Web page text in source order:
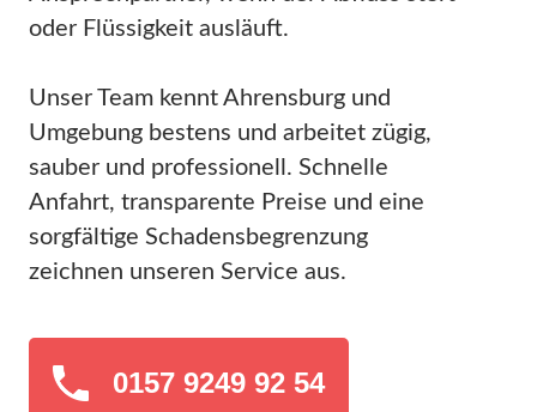
oder Flüssigkeit ausläuft.
Unser Team kennt Ahrensburg und
Umgebung bestens und arbeitet zügig,
sauber und professionell. Schnelle
Anfahrt, transparente Preise und eine
sorgfältige Schadensbegrenzung
zeichnen unseren Service aus.
0157 9249 92 54